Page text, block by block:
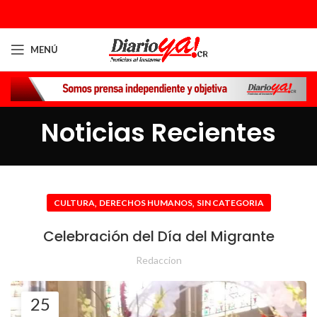
MENÚ
Noticias Recientes
CULTURA, DERECHOS HUMANOS, SIN CATEGORIA
Celebración del Día del Migrante
Redaccion
25